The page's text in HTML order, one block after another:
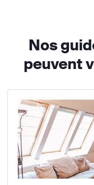
Nos
peuvent